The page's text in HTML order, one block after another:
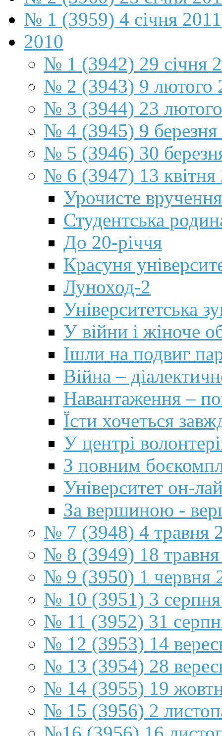
№ 1 (3959) 4 січня 2011
2010
№ 1 (3942) 29 січня
№ 2 (3943) 9 лютого
№ 3 (3944) 23
№ 4 (3945) 9 березня
№ 5 (3946) 30
№ 6 (3947) 13 квітня
Урочисте
Студентська
До 20-річчя
Красуня
Луноход-2
Університетська
У війни і жіноче
Ішли на подвиг
Війна –
Навантаження –
Їсти хочеться
У центрі
З повним
Університет он-
За вершиною -
№ 7 (3948) 4 травня
№ 8 (3949) 18
№ 9 (3950) 1 червня
№ 10 (3951) 3
№ 11 (3952) 31
№ 12 (3953) 14
№ 13 (3954) 28
№ 14 (3955) 19
№ 15 (3956) 2